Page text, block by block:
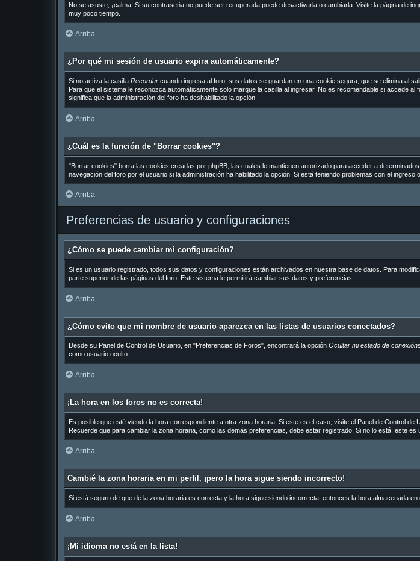
No se asuste, ¡calma! Si su contraseña no puede ser recuperada puede desactivarla o cambiarla. Visite la página de
muy poco tiempo.
Arriba
¿Por qué mi sesión de usuario expira automáticamente?
Si no activa la casilla Recordarcuando ingresa al foro, sus datos se guardan en una cookie segura, que se elimina al
Para que el sistema le reconozca automáticamente solo marque la casilla al ingresar. No es recomendable si accede
significa que la administración del foro ha deshabilitado la opción.
Arriba
¿Cuál es la función de "Borrar cookies"?
"Borrar cookies" borra las cookies creadas por phpBB, las cuales le mantienen autorizado para acceder a
navegación del foro por el usuario si la administración ha habilitado la opción. Si está teniendo problemas con el
Arriba
Preferencias de usuario y configuraciones
¿Cómo se puede cambiar mi configuración?
Si es un usuario registrado, todos sus datos y configuraciones están archivados en nuestra base de datos. Para
parte superior de las páginas del foro. Este sistema le permitirá cambiar sus datos y preferencias.
Arriba
¿Cómo evito que mi nombre de usuario aparezca en las listas de usuarios conectados?
Desde su Panel de Control de Usuario, en "Preferencias de Foros", encontrará la opción Ocultar mi estado de
como usuario oculto.
Arriba
¡La hora en los foros no es correcta!
Es posible que esté viendo la hora correspondiente a otra zona horaria. Si este es el caso, visite el Panel de Control
Recuerde que para cambiar la zona horaria, como las demás preferencias, debe estar registrado. Si no lo está, este es
Arriba
Cambié la zona horaria en mi perfil, ¡pero la hora sigue siendo incorrecto!
Si está seguro de que de la zona horaria es correcta y la hora sigue siendo incorrecta, entonces la hora almacenada
Arriba
¡Mi idioma no está en la lista!